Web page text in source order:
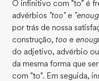
O infinitivo com "to" é
advérbios "too"e
por trás de nossa
construção, too e
do adjetivo, advérbio
da mesma forma que
com "to". Em seguida,